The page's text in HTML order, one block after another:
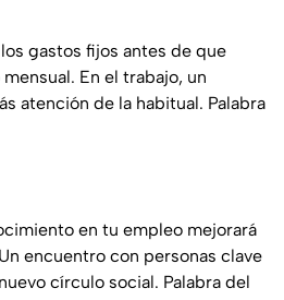
gastos fijos antes de que
En el trabajo, un
atención de la habitual. Palabra
en tu empleo mejorará
encuentro con personas clave
círculo social. Palabra del